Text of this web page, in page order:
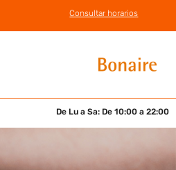
Consultar horarios
De Lu a Sa: De 10:00 a 22:00